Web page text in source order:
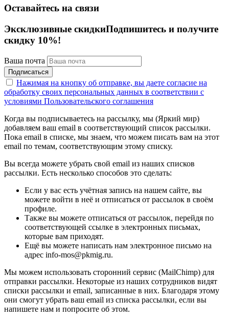
Оставайтесь на связи
Эксклюзивные скидкиПодпишитесь и получите
скидку 10%!
Ваша почта
Подписаться
Нажимая на кнопку об отправке, вы даете согласие на
обработку своих персональных данных в соответствии с
условиями Пользовательского соглашения
Когда вы подписываетесь на рассылку, мы (Яркий мир)
добавляем ваш email в соответствующий список рассылки.
Пока email в списке, мы знаем, что можем писать вам на этот
email по темам, соответствующим этому списку.
Вы всегда можете убрать свой email из наших списков
рассылки. Есть несколько способов это сделать:
Если у вас есть учётная запись на нашем сайте, вы
можете войти в неё и отписаться от рассылок в своём
профиле.
Также вы можете отписаться от рассылок, перейдя по
соответствующей ссылке в электронных письмах,
которые вам приходят.
Ещё вы можете написать нам электронное письмо на
адрес info-mos@pkmig.ru.
Мы можем использовать сторонний сервис (MailChimp) для
отправки рассылки. Некоторые из наших сотрудников видят
списки рассылки и email, записанные в них. Благодаря этому
они смогут убрать ваш email из списка рассылки, если вы
напишете нам и попросите об этом.